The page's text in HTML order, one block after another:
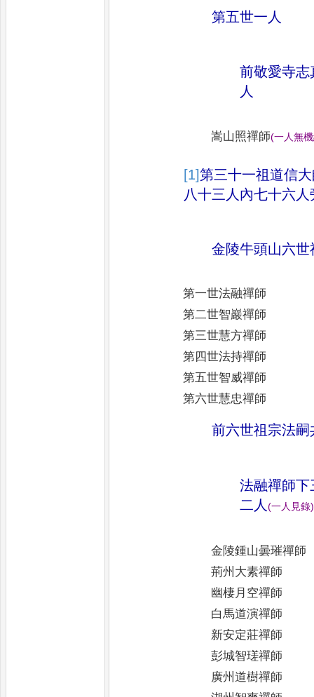
第五世一人
前敬愛寺志
人
嵩山照禪師(一人無
[1]第三十一祖道信
八十三人內七十六人
金陵牛頭山六世
第一世法融禪師
第二世智巖禪師
第三世慧方禪師
第四世法持禪師
第五世智威禪師
第六世慧忠禪師
前六世祖宗法嗣
法融禪師下
二人 (一人見錄)
金陵鍾山曇璀禪師
荊州大素禪師
幽棲月空禪師
白馬道演禪師
新安定莊禪師
彭城智瑳禪師
廣州道樹禪師